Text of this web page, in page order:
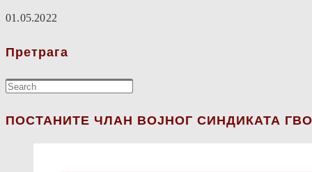
01.05.2022
Претрага
ПОСТАНИТЕ ЧЛАН ВОЈНОГ СИНДИКАТА